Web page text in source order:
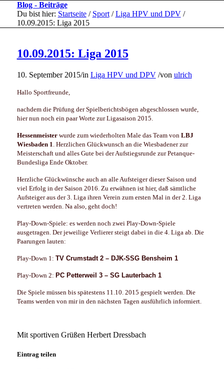
Blog - Beiträge
Du bist hier: Startseite / Sport / Liga HPV und DPV /
10.09.2015: Liga 2015
10.09.2015: Liga 2015
10. September 2015/in Liga HPV und DPV /von ulrich
Hallo Sportfreunde,
nachdem die Prüfung der Spielberichtsbögen abgeschlossen wurde,
hier nun noch ein paar Worte zurLigasaison 2015.
Hessenmeisterwurde zum wiederholten Male das Team von LBJ
Wiesbaden 1 . Herzlichen Glückwunsch an die Wiesbadener zur
Meisterschaft und alles Gute bei der Aufstiegsrunde zur Petanque-
Bundesliga Ende Oktober.
Herzliche Glückwünsche auch an alle Aufsteiger dieser Saison und
viel Erfolg in der Saison 2016. Zu erwähnen ist hier, daß sämtliche
Aufsteiger aus der 3. Liga ihren Verein zum ersten Mal in der 2. Liga
vertreten werden. Na also, geht doch!
Play-Down-Spiele: es werden noch zwei Play-Down-Spiele
ausgetragen. Der jeweilige Verlierer steigt dabei in die 4. Liga ab. Die
Paarungen lauten:
Play-Down 1: TV Crumstadt 2 – DJK-SSG Bensheim 1
Play-Down 2: PC Petterweil 3 – SG Lauterbach 1
Die Spiele müssen bis spätestens 11.10. 2015 gespielt werden. Die
Teams werden von mir in den nächsten Tagen ausführlich informiert.
Mit sportiven Grüßen Herbert Dressbach
Eintrag teilen